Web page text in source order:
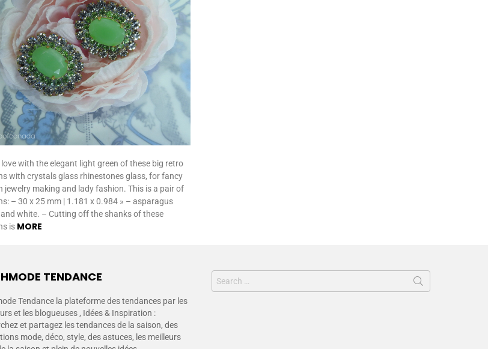
love with the elegant light green of these big retro
with crystals glass rhinestones glass, for fancy
jewelry making and lady fashion. This is a pair of
– 30 x 25 mm | 1.181 x 0.984 » – asparagus
white. – Cutting off the shanks of these
is MORE
TENDANCE
Tendance la plateforme des tendances par les
et les blogueuses , Idées & Inspiration :
et partagez les tendances de la saison, des
mode, déco, style, des astuces, les meilleurs